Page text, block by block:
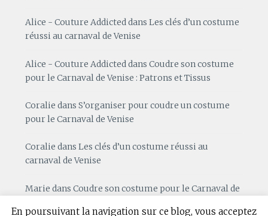
Alice - Couture AddicteddansLes clés d’un costume
réussi au carnaval de Venise
Alice - Couture Addicted dansCoudre son costume
pour le Carnaval de Venise : Patrons et Tissus
Coralie dansS’organiser pour coudre un costume
pour le Carnaval de Venise
Coralie dansLes clés d’un costume réussi au
carnaval de Venise
Marie dansCoudre son costume pour le Carnaval de
En poursuivant la navigation sur ce blog, vous acceptez